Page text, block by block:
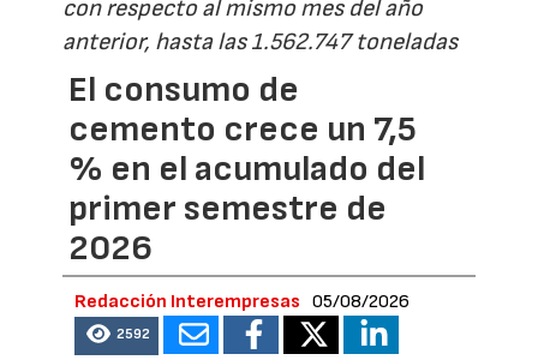
con respecto al mismo mes del año
anterior, hasta las 1.562.747 toneladas
El consumo de
cemento crece un 7,5
% en el acumulado del
primer semestre de
2026
Redacción Interempresas 05/08/2026
2592